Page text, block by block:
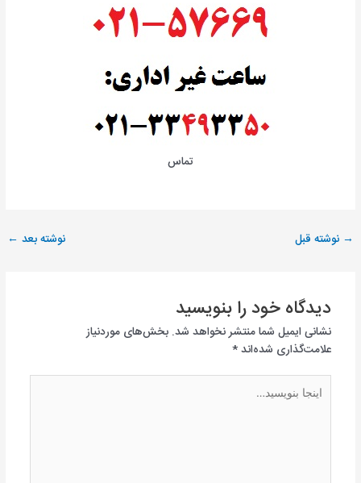
تماس
→ نوشته قبل نوشته بعد ←
دیدگاه‌ خود را بنویسید
نشانی ایمیل شما منتشر نخواهد شد. بخش‌های موردنیاز
علامت‌گذاری شده‌اند*
بنویسید…